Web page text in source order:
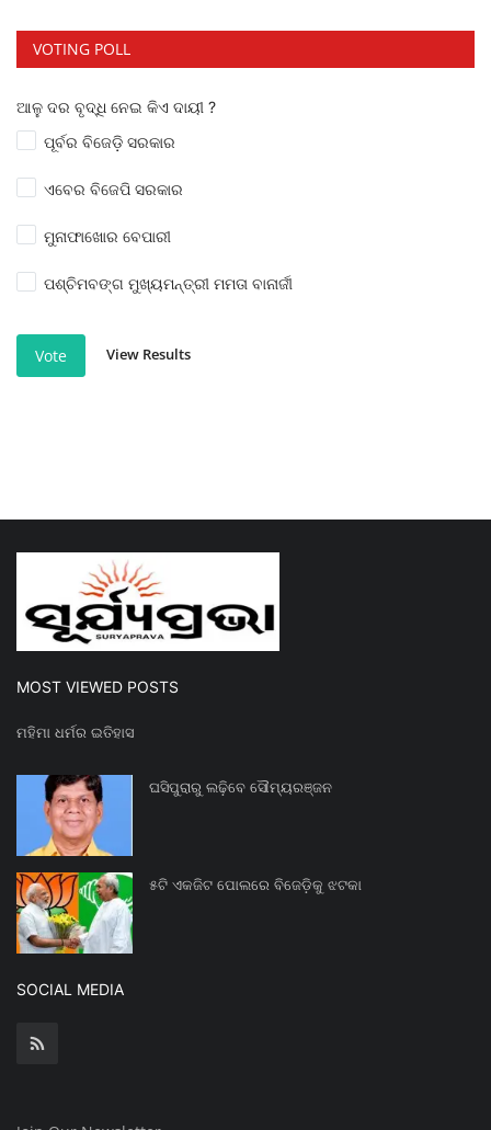
VOTING POLL
ଆଳୁ ଦର ବୃଦ୍ଧି ନେଇ କିଏ ଦାୟୀ ?
ପୂର୍ବର ବିଜେଡ଼ି ସରକାର
ଏବେର ବିଜେପି ସରକାର
ମୁନାଫାଖୋର ବେପାରୀ
ପଶ୍ଚିମବଙ୍ଗ ମୁଖ୍ୟମନ୍ତ୍ରୀ ମମତା ବାନାର୍ଜୀ
Vote View Results
MOST VIEWED POSTS
ମହିମା ଧର୍ମର ଇତିହାସ
ଘସିପୁରାରୁ ଲଢ଼ିବେ ସୌମ୍ୟରଞ୍ଜନ
୫ଟି ଏକଜିଟ ପୋଲରେ ବିଜେଡ଼ିକୁ ଝଟକା
SOCIAL MEDIA